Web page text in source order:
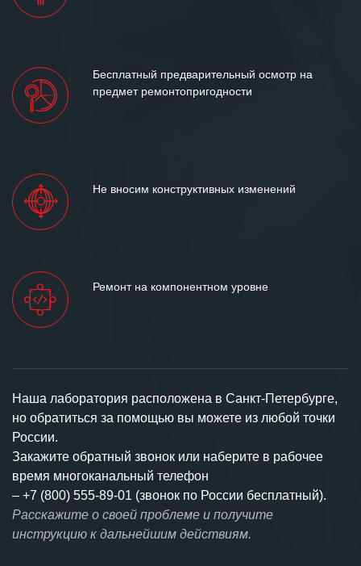
Бесплатный предварительный осмотр на
предмет ремонтопригодности
Не вносим конструктивных изменений
Ремонт на компонентном уровне
Наша лаборатория расположена в Санкт-Петербурге,
но обратиться за помощью вы можете из любой точки
России.
Закажите обратный звонок или наберите в рабочее
время многоканальный телефон
– +7 (800) 555-89-01 (звонок по России бесплатный).
Расскажите о своей проблеме и получите
инструкцию к дальнейшим действиям.